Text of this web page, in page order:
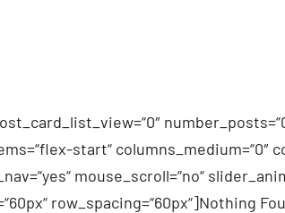
start“ columns_medium=“0″
mouse_scroll=“no“
row_spacing=“60px“]Nothing